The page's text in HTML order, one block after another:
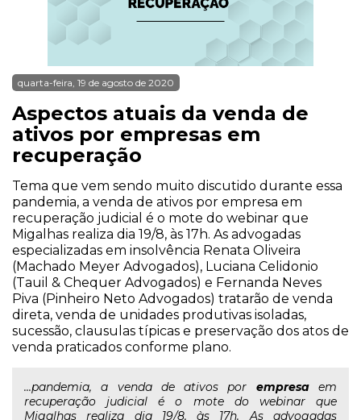
quarta-feira, 19 de agosto de 2020
Aspectos atuais da venda de
ativos por empresas em
recuperação
Tema que vem sendo muito discutido durante essa
pandemia, a venda de ativos por empresa em
recuperação judicial é o mote do webinar que
Migalhas realiza dia 19/8, às 17h. As advogadas
especializadas em insolvência Renata Oliveira
(Machado Meyer Advogados), Luciana Celidonio
(Tauil & Chequer Advogados) e Fernanda Neves
Piva (Pinheiro Neto Advogados) tratarão de venda
direta, venda de unidades produtivas isoladas,
sucessão, clausulas típicas e preservação dos atos de
venda praticados conforme plano.
...pandemia, a venda de ativos por empresaem
recuperação judicial é o mote do webinar que
Migalhas realiza dia 19/8, às 17h. As advogadas